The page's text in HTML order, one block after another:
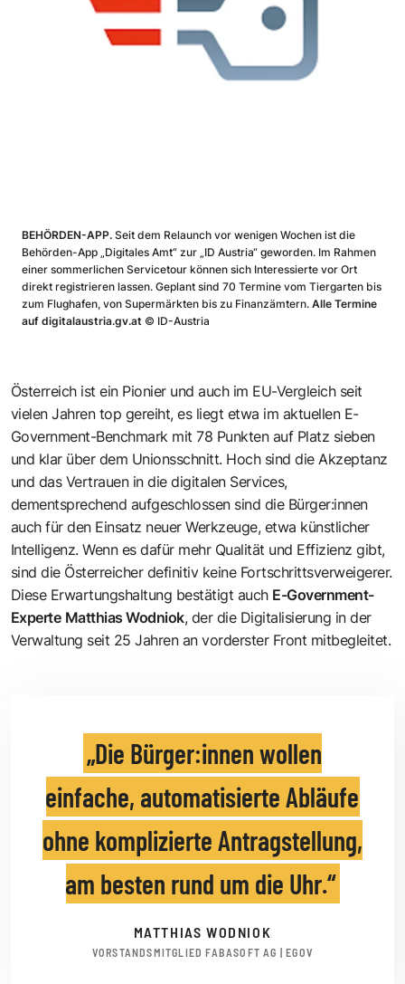
BEHÖRDEN-APP. Seit dem Relaunch vor wenigen Wochen ist die
Behörden-App „Digitales Amt“ zur „ID Austria“ geworden. Im Rahmen
einer sommerlichen Servicetour können sich Interessierte vor Ort
direkt registrieren lassen. Geplant sind 70 Termine vom Tiergarten bis
zum Flughafen, von Supermärkten bis zu Finanzämtern. Alle Termine
auf digitalaustria.gv.at © ID-Austria
Österreich ist ein Pionier und auch im EU-Vergleich seit
vielen Jahren top gereiht, es liegt etwa im aktuellen E-
Government-Benchmark mit 78 Punkten auf Platz sieben
und klar über dem Unionsschnitt. Hoch sind die Akzeptanz
und das Vertrauen in die digitalen Services,
dementsprechend aufgeschlossen sind die Bürger:innen
auch für den Einsatz neuer Werkzeuge, etwa künstlicher
Intelligenz. Wenn es dafür mehr Qualität und Effizienz gibt,
sind die Österreicher definitiv keine Fortschrittsverweigerer.
Diese Erwartungshaltung bestätigt auch E-Government-
Experte Matthias Wodniok, der die Digitalisierung in der
Verwaltung seit 25 Jahren an vorderster Front mitbegleitet.
Die Bürger:innen wollen
einfache, automatisierte Abläufe
ohne komplizierte Antragstellung,
am besten rund um die Uhr.
MATTHIAS WODNIOK
VORSTANDSMITGLIED FABASOFT AG | EGOV